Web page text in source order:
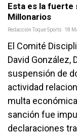
Esta es la fuerte
Millonarios
Redacción Toque Sports 18
El Comité
David González,
suspensión de
actividad
multa
sanción fue
declaraciones